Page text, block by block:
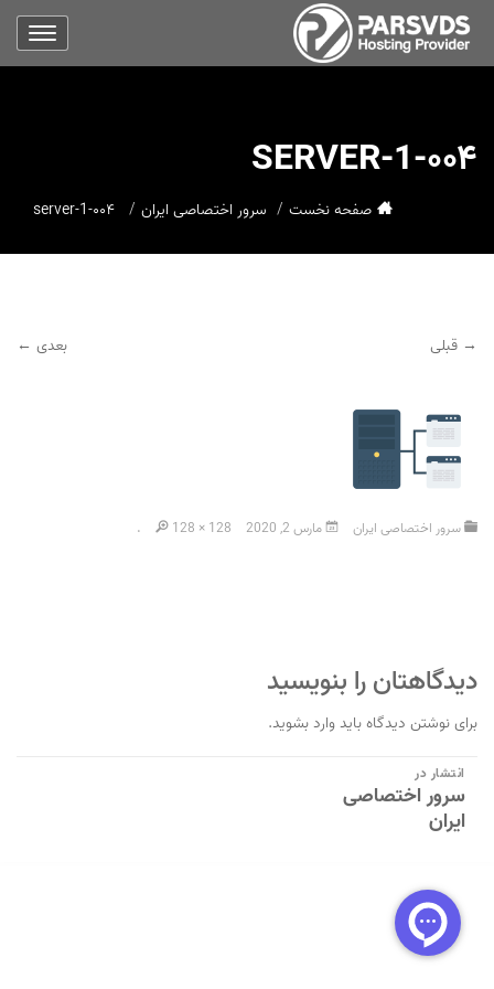
۰۰۴-SERVER-1
صفحه نخست سرور اختصاصی ایران
→ قبلی بعدی ←
سرور اختصاصی ایران مارس 2, 2020 128 × 128
.
دیدگاهتان را بنویسید
برای نوشتن دیدگاه بایدوارد بشوید.
راهبری
نوشته
انتشار در
سرور اختصاصی
ایران